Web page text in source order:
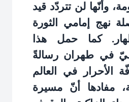
وأنّها لن تتردّد قيد
نهج إمامي الثورة
كما حمل هذا
في طهران رسالةً
الأحرار في العالم
مفادها أنّ مسيرة